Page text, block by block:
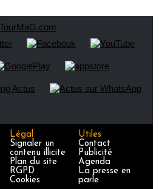
Légal
Signaler un
contenu illicite
Plan du site
RGPD
Cookies
Utiles
Contact
Publicité
Agenda
La presse en
parle